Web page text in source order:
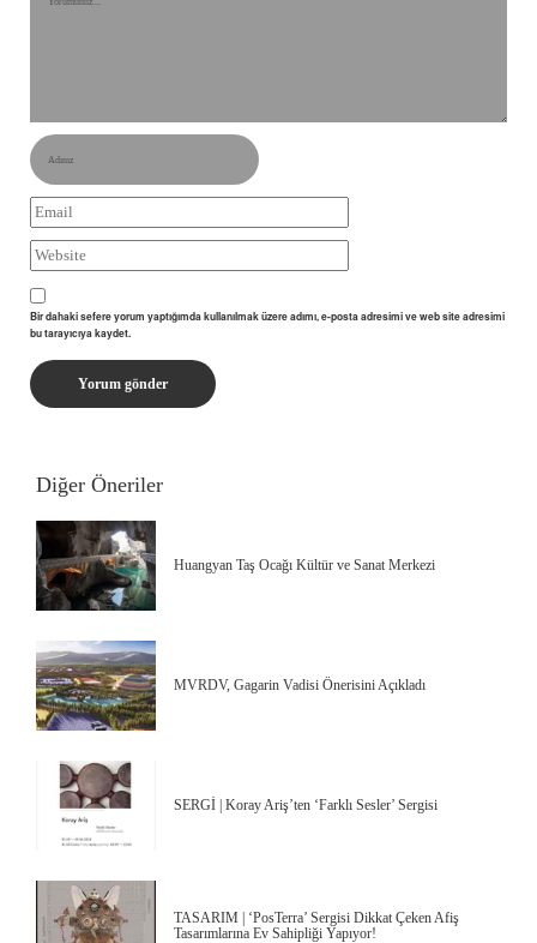
Bir dahaki sefere yorum yaptığımda kullanılmak üzere adımı, e-posta adresimi ve web site adresimi
bu tarayıcıya kaydet.
Diğer Öneriler
Huangyan Taş Ocağı Kültür ve Sanat Merkezi
MVRDV, Gagarin Vadisi Önerisini Açıkladı
SERGİ | Koray Ariş’ten ‘Farklı Sesler’ Sergisi
TASARIM | ‘PosTerra’ Sergisi Dikkat Çeken Afiş
Tasarımlarına Ev Sahipliği Yapıyor!